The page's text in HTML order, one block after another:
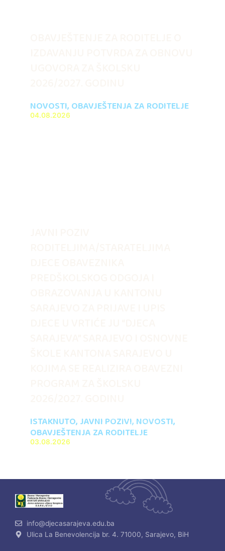
NOVOSTI, OBAVJEŠTENJA ZA RODITELJE
04.08.2026
ISTAKNUTO, JAVNI POZIVI, NOVOSTI,
OBAVJEŠTENJA ZA RODITELJE
03.08.2026
info@djecasarajeva.edu.ba
Ulica La Benevolencija br. 4. 71000, Sarajevo, BiH